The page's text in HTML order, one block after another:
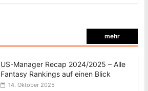
mehr
US-Manager Recap 2024/2025 – Alle
Fantasy Rankings auf einen Blick
14. Oktober 2025